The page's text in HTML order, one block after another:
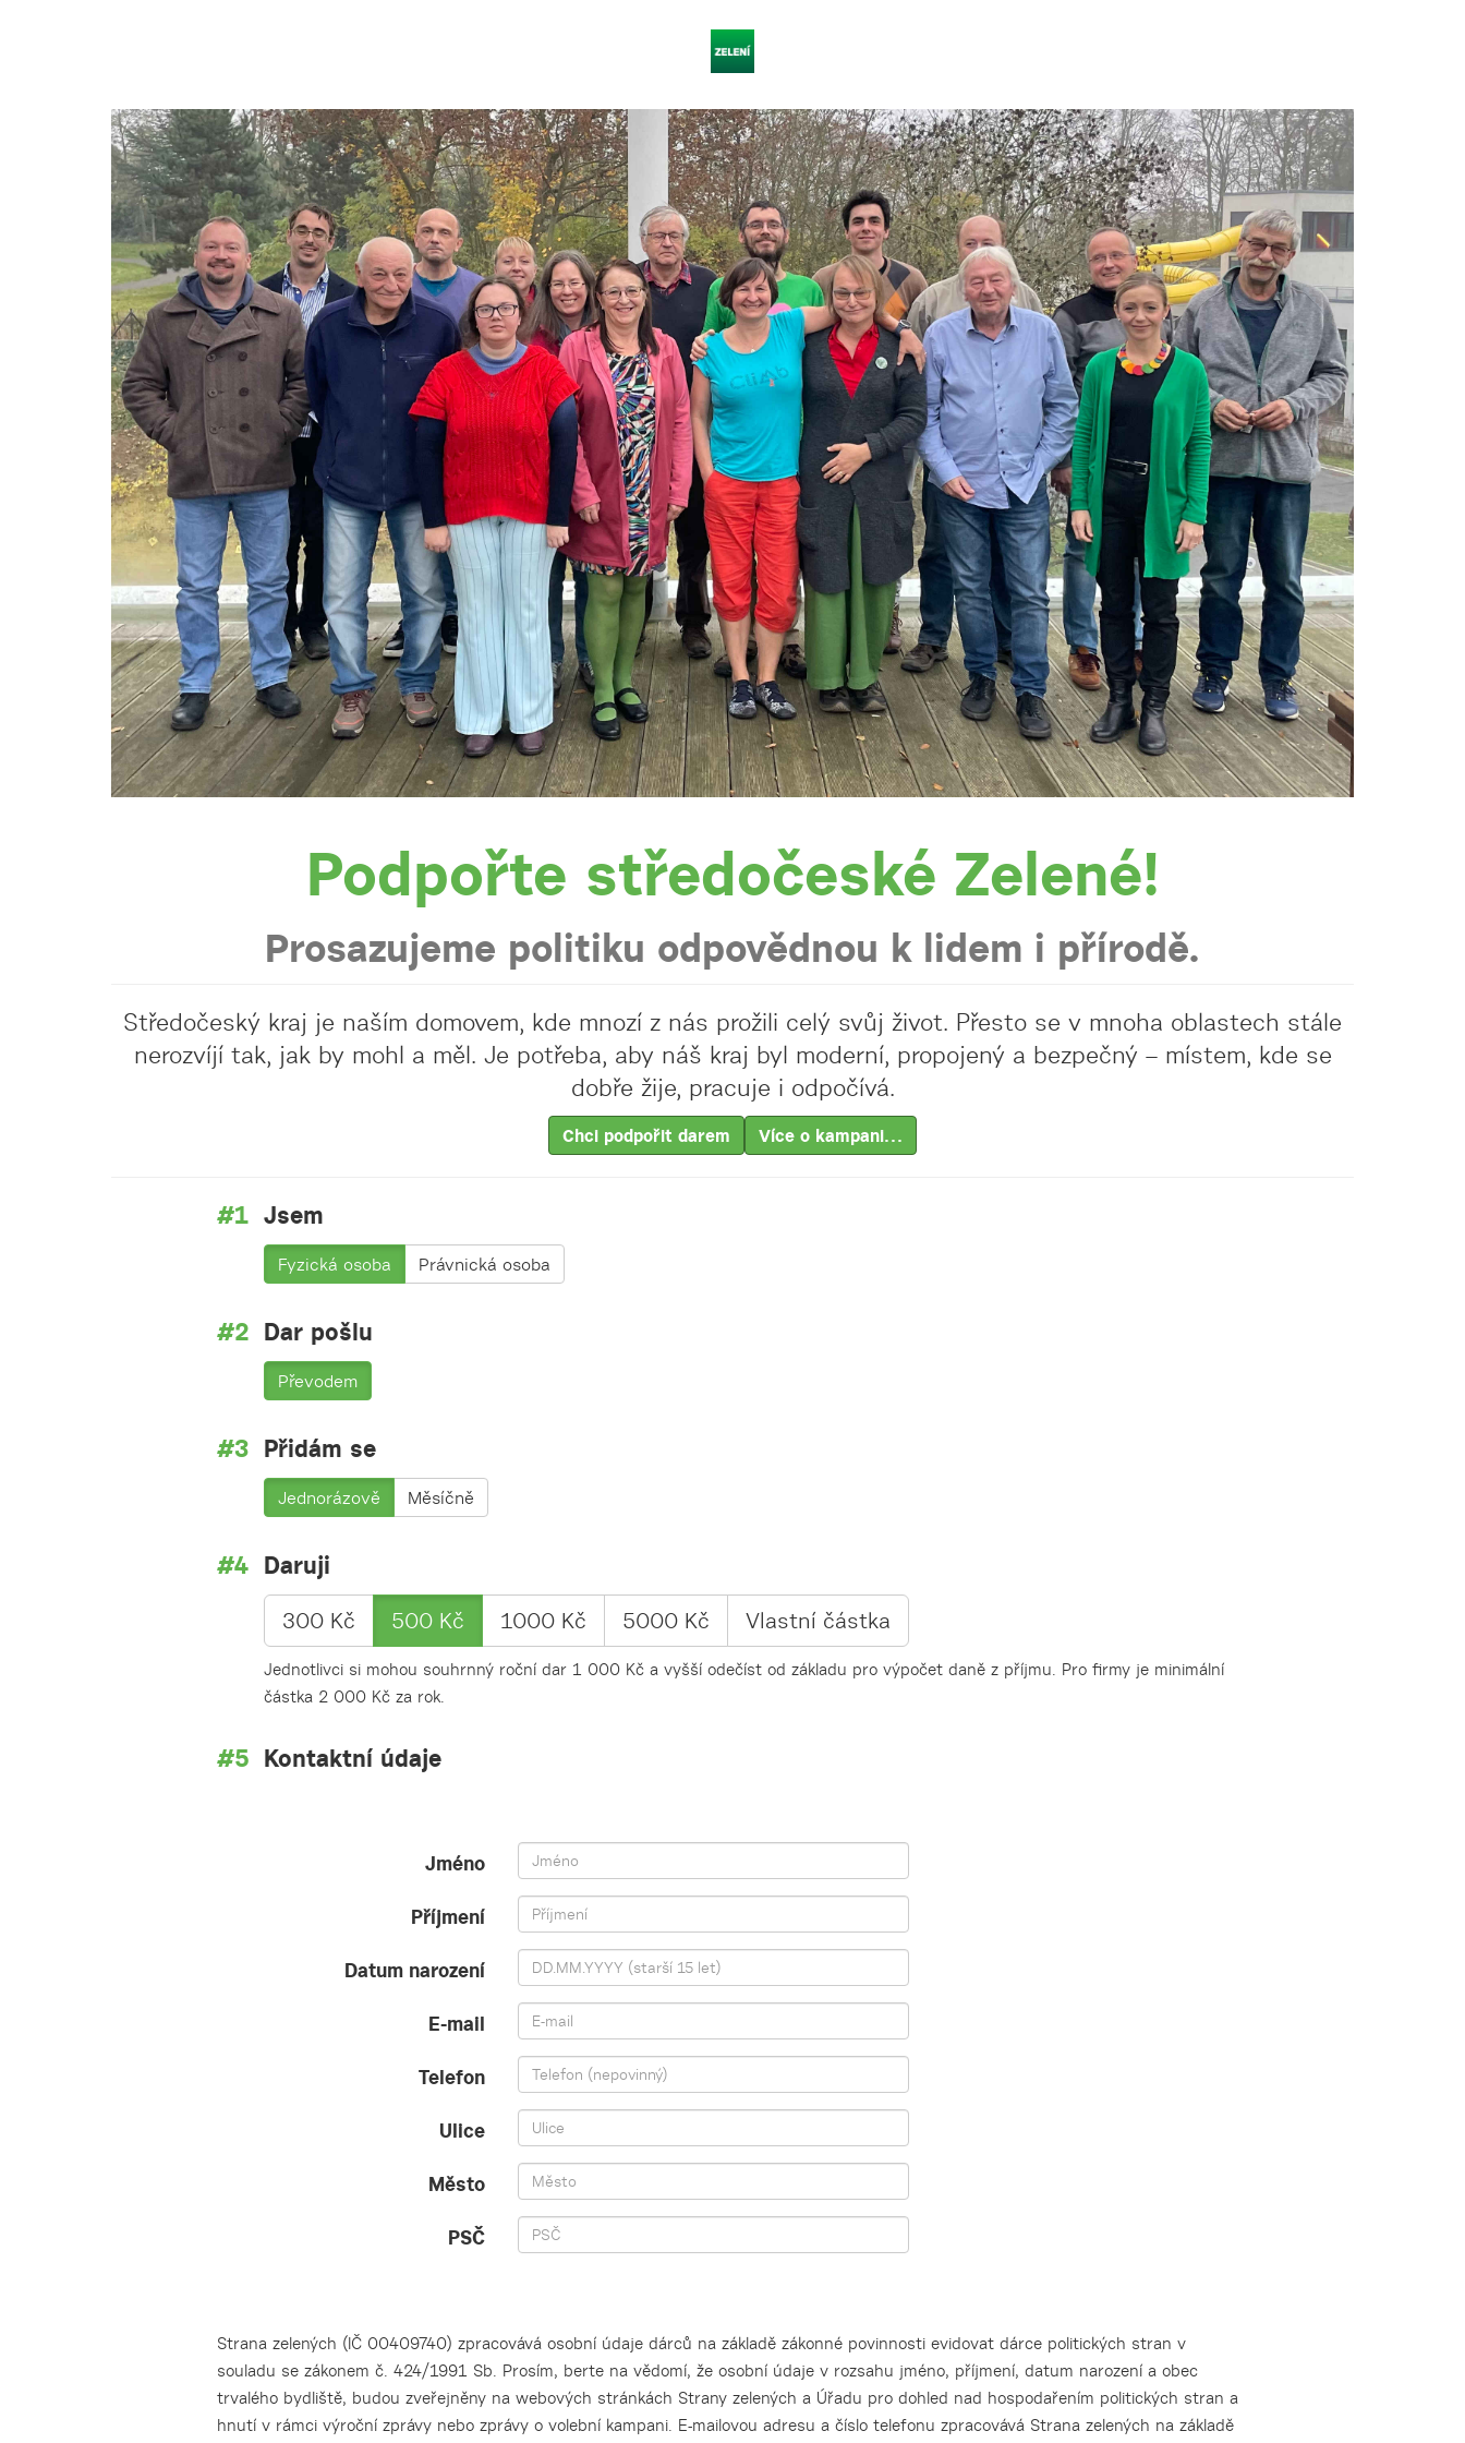
Podpořte středočeské Zelené!
Prosazujeme politiku odpovědnou k lidem i přírodě.
Středočeský kraj je naším domovem, kde mnozí z nás prožili celý svůj život. Přesto se v mnoha oblastech stále
nerozvíjí tak, jak by mohl a měl. Je potřeba, aby náš kraj byl moderní, propojený a bezpečný – místem, kde se
dobře žije, pracuje i odpočívá.
Chci podpořit darem Více o kampani…
Jsem
Fyzická osoba Právnická osoba
Dar pošlu
Převodem
Přidám se
Jednorázově Měsíčně
Daruji
300 Kč 500 Kč 1000 Kč 5000 Kč Vlastní částka
Jednotlivci si mohou souhrnný roční dar 1 000 Kč a vyšší odečíst od základu pro výpočet daně z příjmu. Pro firmy je minimální
částka 2 000 Kč za rok.
Kontaktní údaje
Jméno
Příjmení
Datum narození
E-mail
Telefon
Ulice
Město
PSČ
Strana zelených (IČ 00409740) zpracovává osobní údaje dárců na základě zákonné povinnosti evidovat dárce politických stran v
souladu se zákonem č. 424/1991 Sb. Prosím, berte na vědomí, že osobní údaje v rozsahu jméno, příjmení, datum narození a obec
trvalého bydliště, budou zveřejněny na webových stránkách Strany zelených a Úřadu pro dohled nad hospodařením politických stran a
hnutí v rámci výroční zprávy nebo zprávy o volební kampani. E-mailovou adresu a číslo telefonu zpracovává Strana zelených na základě